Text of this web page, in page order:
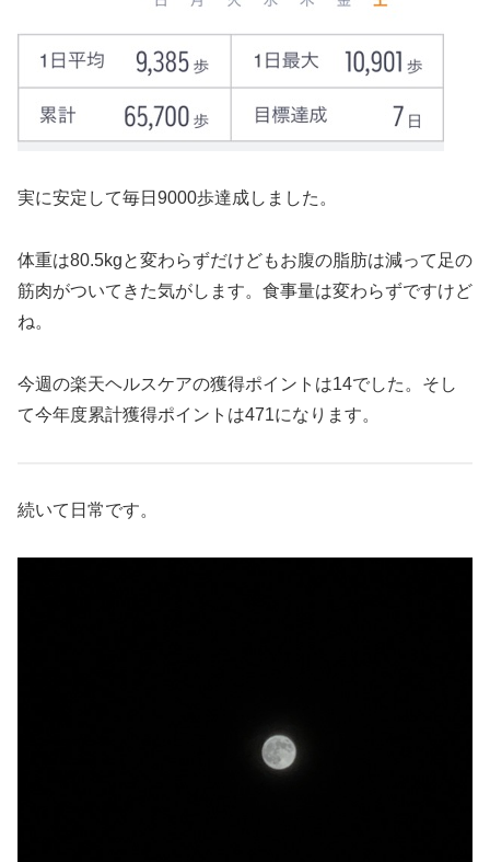
実に安定して毎日9000歩達成しました。
体重は80.5kgと変わらずだけどもお腹の脂肪は減って足の
筋肉がついてきた気がします。食事量は変わらずですけど
ね。
今週の楽天ヘルスケアの獲得ポイントは14でした。そし
て今年度累計獲得ポイントは471になります。
続いて日常です。